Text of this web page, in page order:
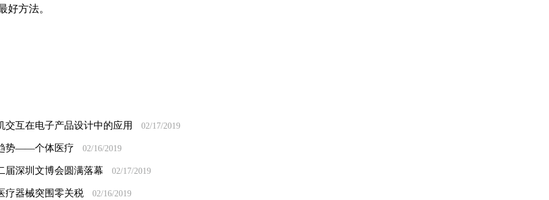
好方法。
交互在电子产品设计中的应用 02/17/2019
势――个体医疗 02/16/2019
届深圳文博会圆满落幕 02/17/2019
疗器械突围零关税 02/16/2019